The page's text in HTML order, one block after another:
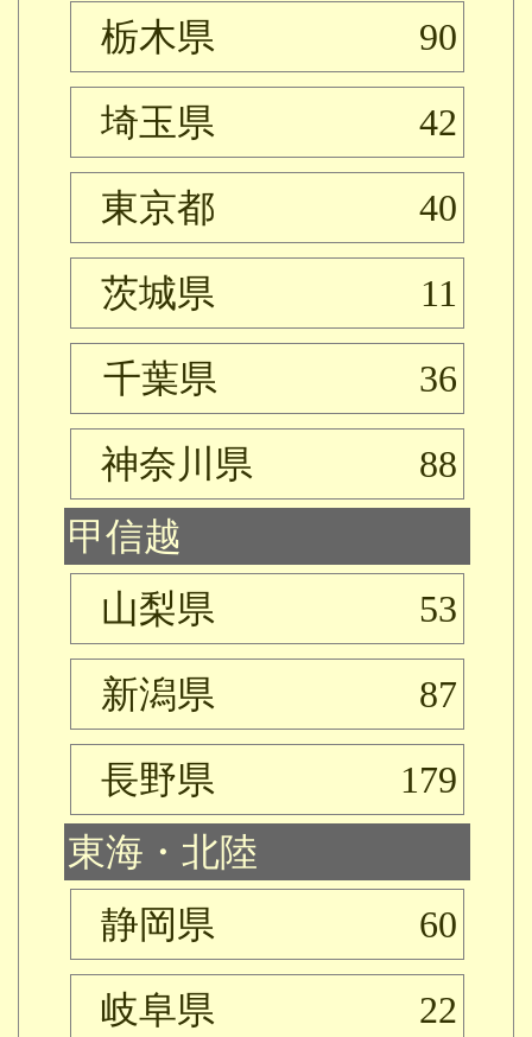
栃木県
90
埼玉県
42
東京都
40
茨城県
11
千葉県
36
神奈川県
88
甲信越
山梨県
53
新潟県
87
長野県
179
東海・北陸
静岡県
60
岐阜県
22